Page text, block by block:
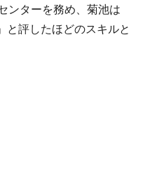
ンターを務め、菊池は
と評したほどのスキルと